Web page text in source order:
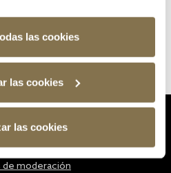
las cookies
las cookies
las cookies
de moderación